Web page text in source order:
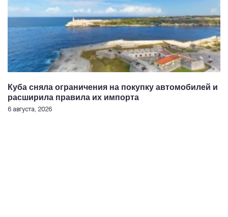
Куба сняла ограничения на покупку автомобилей и
расширила правила их импорта
6 августа, 2026